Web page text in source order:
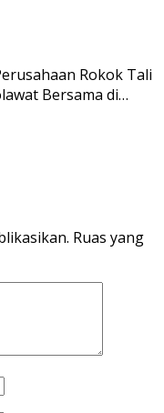
Rokok Tali
Bersama di…
Ruas yang